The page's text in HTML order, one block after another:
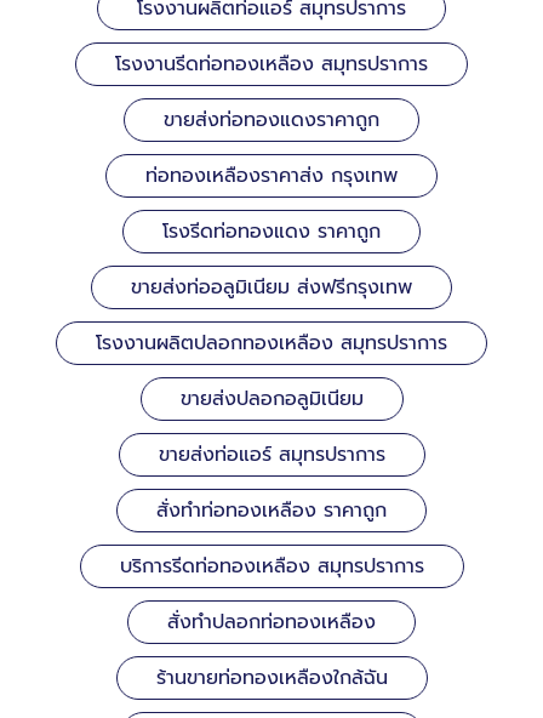
โรงงานผลิตท่อแอร์ สมุทรปราการ
โรงงานรีดท่อทองเหลือง สมุทรปราการ
ขายส่งท่อทองแดงราคาถูก
ท่อทองเหลืองราคาส่ง กรุงเทพ
โรงรีดท่อทองแดง ราคาถูก
ขายส่งท่ออลูมิเนียม ส่งฟรีกรุงเทพ
โรงงานผลิตปลอกทองเหลือง สมุทรปราการ
ขายส่งปลอกอลูมิเนียม
ขายส่งท่อแอร์ สมุทรปราการ
สั่งทำท่อทองเหลือง ราคาถูก
บริการรีดท่อทองเหลือง สมุทรปราการ
สั่งทำปลอกท่อทองเหลือง
ร้านขายท่อทองเหลืองใกล้ฉัน